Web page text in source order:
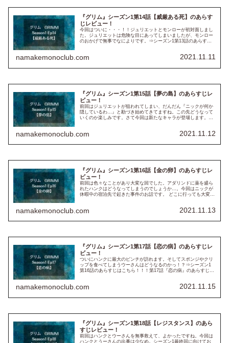
『グリム』シーズン1第14話【威厳ある死】のあらす
じレビュー！
今回はついに・・・！！ジュリエットとモンローが初対面しまし
た。ジュリエットは危険な目にあってしまいましたが、モンロー
のおかげで無事でなによりです。⇒シーズン1第13話のあらすじ
namakemonoclub.com 2021.11.11
『グリム』シーズン1第15話【夢の島】のあらすじレ
ビュー！
前回はジュリエットが狙われてしまい、だんだん『ニックが何か
隠しているわ…』と勘づき始めてきてますね。この先どうなって
いくのか楽しみです。さて今回は新たなキャラが登場します。そ
namakemonoclub.com 2021.11.12
『グリム』シーズン1第16話【金の卵】のあらすじレ
ビュー！
前回は色々なことがあり大変な回でした。アダリンドに薬を盛ら
れたハンクはどうなってしまうのでしょうか…。今回はニックが
休暇中の宿泊先で起きた事件のお話です。 どこに行っても大変で
namakemonoclub.com 2021.11.13
『グリム』シーズン1第17話【恋の病】のあらすじレ
ビュー！
ついにハンクに最大のピンチが訪れます。そしてスポンジやクリ
ップを食べてしまうウーさんはどうなるのかっ！？⇒シーズン1
第16話のあらすじはこちら！！！第17話『恋の病』のあらすじ鍵
namakemonoclub.com 2021.11.15
『グリム』シーズン1第18話【レジスタンス】のあら
すじレビュー！
前回はハンクとウーさんを無事救えて、よかったですね。今回は
ハンクとうーさんの出番は少なめ。シーズン1最終回に向けてお